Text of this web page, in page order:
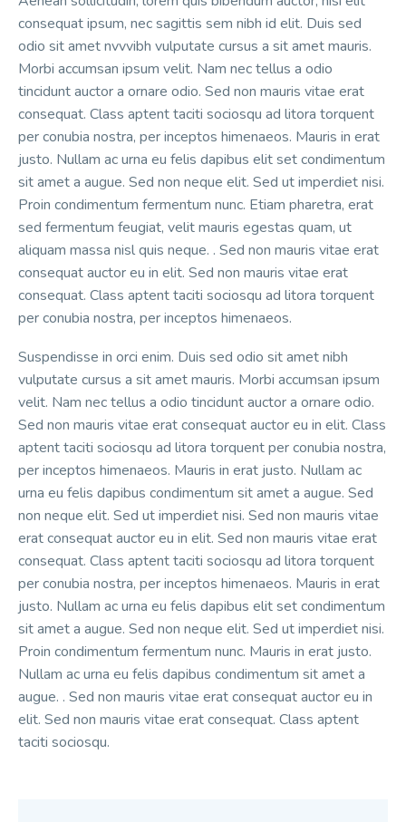
consequat ipsum, nec sagittis sem nibh id elit. Duis sed
odio sit amet nvvvibh vulputate cursus a sit amet mauris.
Morbi accumsan ipsum velit. Nam nec tellus a odio
tincidunt auctor a ornare odio. Sed non mauris vitae erat
consequat. Class aptent taciti sociosqu ad litora torquent
per conubia nostra, per inceptos himenaeos. Mauris in erat
justo. Nullam ac urna eu felis dapibus elit set condimentum
sit amet a augue. Sed non neque elit. Sed ut imperdiet nisi.
Proin condimentum fermentum nunc. Etiam pharetra, erat
sed fermentum feugiat, velit mauris egestas quam, ut
aliquam massa nisl quis neque. . Sed non mauris vitae erat
consequat auctor eu in elit. Sed non mauris vitae erat
consequat. Class aptent taciti sociosqu ad litora torquent
per conubia nostra, per inceptos himenaeos.
Suspendisse in orci enim. Duis sed odio sit amet nibh
vulputate cursus a sit amet mauris. Morbi accumsan ipsum
velit. Nam nec tellus a odio tincidunt auctor a ornare odio.
Sed non mauris vitae erat consequat auctor eu in elit. Class
aptent taciti sociosqu ad litora torquent per conubia nostra,
per inceptos himenaeos. Mauris in erat justo. Nullam ac
urna eu felis dapibus condimentum sit amet a augue. Sed
non neque elit. Sed ut imperdiet nisi. Sed non mauris vitae
erat consequat auctor eu in elit. Sed non mauris vitae erat
consequat. Class aptent taciti sociosqu ad litora torquent
per conubia nostra, per inceptos himenaeos. Mauris in erat
justo. Nullam ac urna eu felis dapibus elit set condimentum
sit amet a augue. Sed non neque elit. Sed ut imperdiet nisi.
Proin condimentum fermentum nunc. Mauris in erat justo.
Nullam ac urna eu felis dapibus condimentum sit amet a
augue. . Sed non mauris vitae erat consequat auctor eu in
elit. Sed non mauris vitae erat consequat. Class aptent
taciti sociosqu.